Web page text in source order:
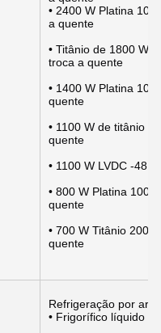
• 2400 W Platina
a quente
• Titânio de 1800 W
troca a quente
• 1400 W Platina
quente
• 1100 W de titânio
quente
• 1100 W LVDC -48
• 800 W Platina 100
quente
• 700 W Titânio 200
quente
Refrigeração por ar
• Frigorífico líquido